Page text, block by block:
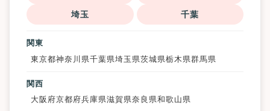
埼玉 千葉
関東
東京都神奈川県千葉県埼玉県茨城県栃木県群馬県
関西
大阪府京都府兵庫県滋賀県奈良県和歌山県